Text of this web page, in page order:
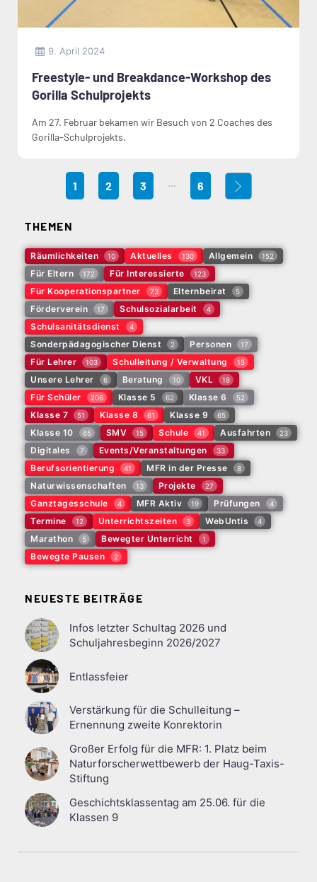
9. April 2024
Freestyle- und Breakdance-Workshop des
Gorilla Schulprojekts
Am 27. Februar bekamen wir Besuch von 2 Coaches des
Gorilla-Schulprojekts.
1 2 3 ... 6
THEMEN
Räumlichkeiten 10 Aktuelles 130 Allgemein 152
Für Eltern 172 Für Interessierte 123
Für Kooperationspartner 73 Elternbeirat 5
Förderverein 17 Schulsozialarbeit 4
Schulsanitätsdienst 4
Sonderpädagogischer Dienst 2 Personen 17
Für Lehrer 103 Schulleitung / Verwaltung 15
Unsere Lehrer 6 Beratung 10 VKL 18
Für Schüler 206 Klasse 5 62 Klasse 6 52
Klasse 7 51 Klasse 8 61 Klasse 9 65
Klasse 10 65 SMV 15 Schule 41 Ausfahrten 23
Digitales 7 Events/Veranstaltungen 33
Berufsorientierung 41 MFR in der Presse 8
Naturwissenschaften 13 Projekte 27
Ganztagesschule 4 MFR Aktiv 19 Prüfungen 4
Termine 12 Unterrichtszeiten 3 WebUntis 4
Marathon 5 Bewegter Unterricht 1
Bewegte Pausen 2
NEUESTE BEITRÄGE
Infos letzter Schultag 2026 und
Schuljahresbeginn 2026/2027
Entlassfeier
Verstärkung für die Schulleitung –
Ernennung zweite Konrektorin
Großer Erfolg für die MFR: 1. Platz beim
Naturforscherwettbewerb der Haug-Taxis-
Stiftung
Geschichtsklassentag am 25.06. für die
Klassen 9